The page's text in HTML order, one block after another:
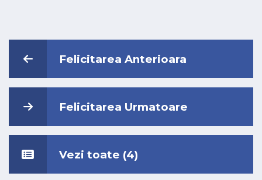
Felicitarea Anterioara
Felicitarea Urmatoare
Vezi toate (4)